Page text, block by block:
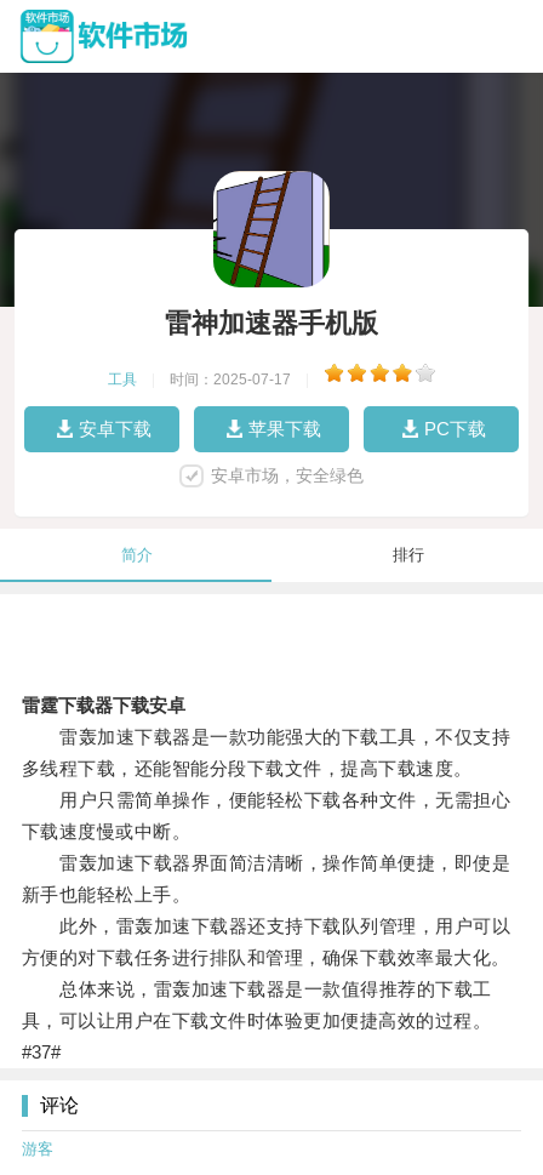
雷神加速器手机版
工具 时间：2025-07-17
安卓下载 苹果下载 PC下载
安卓市场，安全绿色
简介 排行
雷霆下载器下载安卓
雷轰加速下载器是一款功能强大的下载工具，不仅支持
多线程下载，还能智能分段下载文件，提高下载速度。
用户只需简单操作，便能轻松下载各种文件，无需担心
下载速度慢或中断。
雷轰加速下载器界面简洁清晰，操作简单便捷，即使是
新手也能轻松上手。
此外，雷轰加速下载器还支持下载队列管理，用户可以
方便的对下载任务进行排队和管理，确保下载效率最大化。
总体来说，雷轰加速下载器是一款值得推荐的下载工
具，可以让用户在下载文件时体验更加便捷高效的过程。
#37#
评论
游客